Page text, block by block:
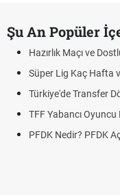
Şu An Popüler
Hazırlık Maçı ve
Süper Lig Kaç Hafta
Türkiye'de Transfer
TFF Yabancı Oyuncu
PFDK Nedir? PFDK